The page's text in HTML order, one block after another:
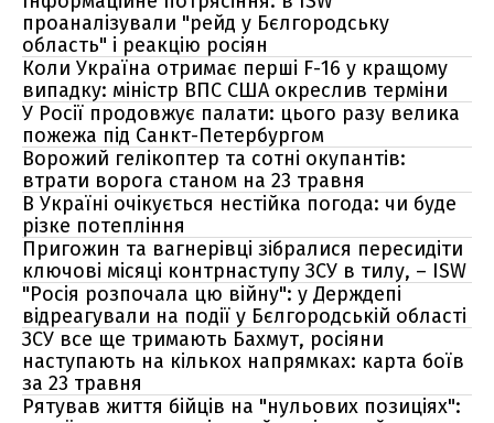
проаналізували "рейд у Бєлгородську
область" і реакцію росіян
Коли Україна отримає перші F-16 у кращому
випадку: міністр ВПС США окреслив терміни
У Росії продовжує палати: цього разу велика
пожежа під Санкт-Петербургом
Ворожий гелікоптер та сотні окупантів:
втрати ворога станом на 23 травня
В Україні очікується нестійка погода: чи буде
різке потепління
Пригожин та вагнерівці зібралися пересидіти
ключові місяці контрнаступу ЗСУ в тилу, – ISW
"Росія розпочала цю війну": у Держдепі
відреагували на події у Бєлгородській області
ЗСУ все ще тримають Бахмут, росіяни
наступають на кількох напрямках: карта боїв
за 23 травня
Рятував життя бійців на "нульових позиціях":